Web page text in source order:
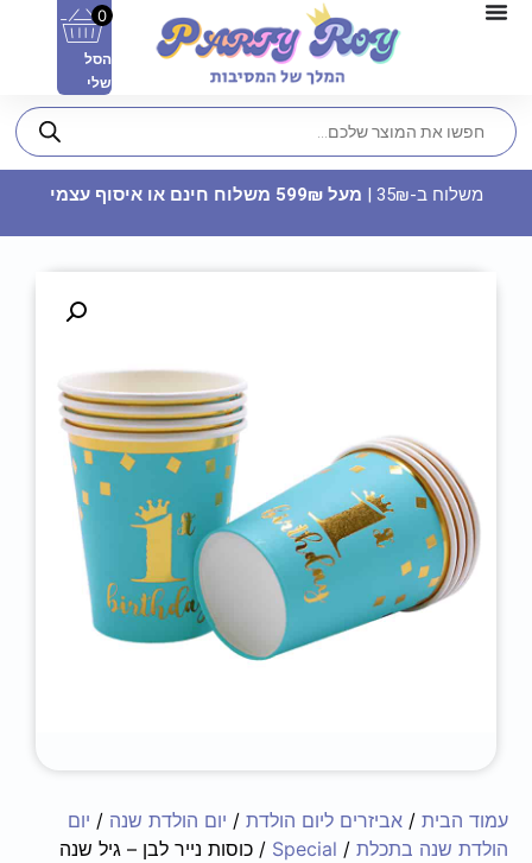
כרטיס ברכה תלת מימד - מכבי
חיפה
+
ADD
0
הסל
שלי
משלוח ב-35₪ | מעל 599₪ משלוח חינם או איסוף עצמי
עמוד הבית / אביזרים ליום הולדת / יום הולדת שנה / יום
הולדת שנה בתכלת /
Special / כוסות נייר לבן – גיל שנה